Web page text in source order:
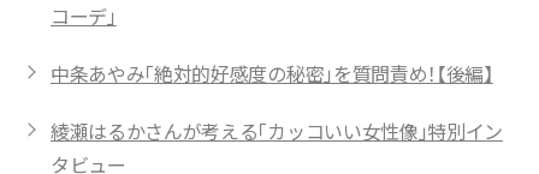
コーデ」
中条あやみ「絶対的好感度の秘密」を質問責め！【後編】
綾瀬はるかさんが考える「カッコいい女性像」特別イン
タビュー